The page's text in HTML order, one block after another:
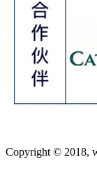
Copyright © 2018,